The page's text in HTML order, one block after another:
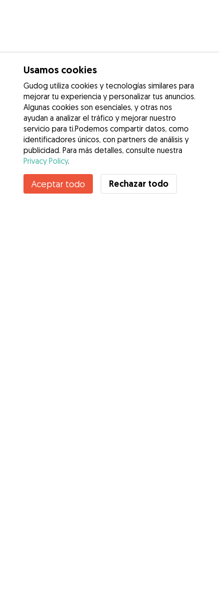
¿Conoces los Beneficios de Gudog? Ver más
Usamos cookies
Gudog utiliza cookies y tecnologías similares para
mejorar tu experiencia y personalizar tus anuncios.
Algunas cookies son esenciales, y otras nos
ayudan a analizar el tráfico y mejorar nuestro
servicio para ti.Podemos compartir datos, como
identificadores únicos, con partners de análisis y
publicidad. Para más detalles, consulte nuestra
Privacy Policy.
Aceptar todo Rechazar todo